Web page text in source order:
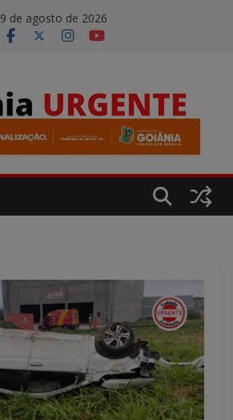
9 de agosto de 2026
modal-check